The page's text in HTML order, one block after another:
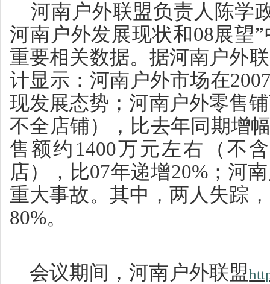
河南户外联盟负责人陈学
河南户外发展现状和08展望
重要相关数据。据河南户外
计显示：河南户外市场在
现发展态势；河南户外零售
不全店铺），比去年同期增
售额约1400万元左右（不
店），比07年递增20%；河
重大事故。其中，两人失踪
80%。
会议期间，河南户外联盟